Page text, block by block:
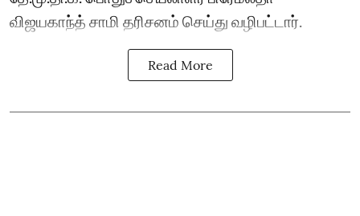
விஜயகாந்த் சாமி தரிசனம் செய்து வழிபட்டார்.
Read More